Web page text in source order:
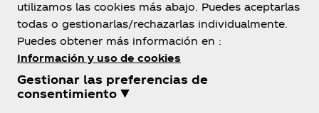
Sobre Nosotros
utilizamos las cookies más abajo. Puedes aceptarlas
todas o gestionarlas/rechazarlas individualmente.
Puedes obtener más información en :
Información y uso de cookies
Gestionar las preferencias de
consentimiento ▼